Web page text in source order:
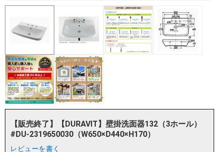
【販売終了】【DURAVIT】壁掛洗面器132（3ホール）
#DU-2319650030（W650×D440×H170）
レビューを書く